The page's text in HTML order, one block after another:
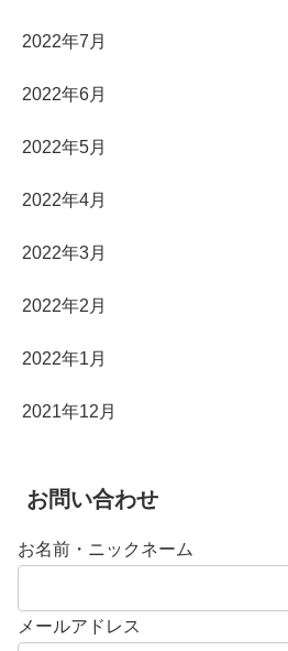
2022年7月
2022年6月
2022年5月
2022年4月
2022年3月
2022年2月
2022年1月
2021年12月
お問い合わせ
お名前・ニックネーム
メールアドレス